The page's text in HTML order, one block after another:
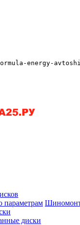
energy-
параметрам
диски